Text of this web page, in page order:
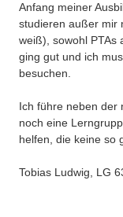
Anfang meiner
studieren außer mir
weiß), sowohl PTAs
ging gut und ich
besuchen.
Ich führe neben der
noch eine
helfen, die keine so
Tobias Ludwig, LG